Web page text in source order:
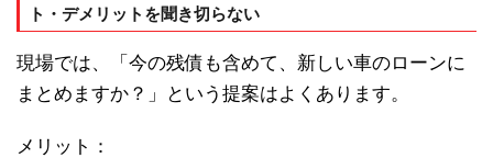
ト・デメリットを聞き切らない
現場では、「今の残債も含めて、新しい車のローンに
まとめますか？」という提案はよくあります。
メリット：